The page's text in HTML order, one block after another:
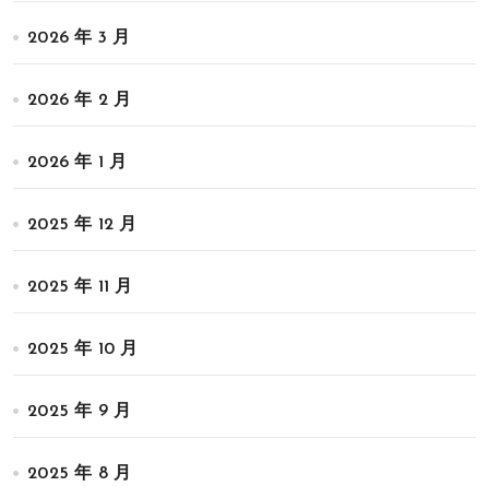
2026 年 3 月
2026 年 2 月
2026 年 1 月
2025 年 12 月
2025 年 11 月
2025 年 10 月
2025 年 9 月
2025 年 8 月